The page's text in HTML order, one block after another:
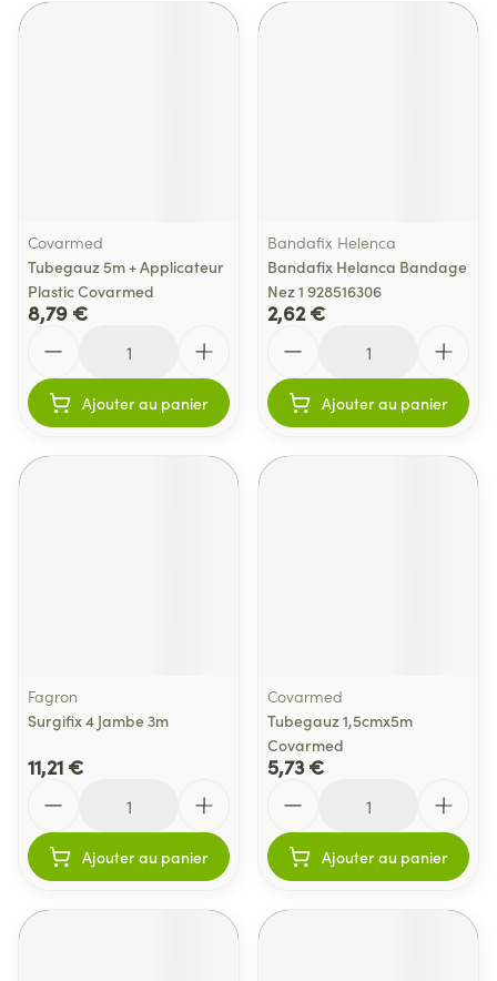
Covarmed
Tubegauz 5m + Applicateur
Plastic Covarmed
8,79 €
Ajouter au panier
Bandafix Helenca
Bandafix Helanca Bandage
Nez 1 928516306
2,62 €
Ajouter au panier
Fagron
Surgifix 4 Jambe 3m
11,21 €
Ajouter au panier
Covarmed
Tubegauz 1,5cmx5m
Covarmed
5,73 €
Ajouter au panier